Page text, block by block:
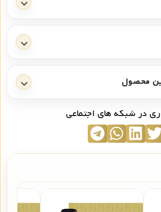
محصول
در شبکه های اجتماعی